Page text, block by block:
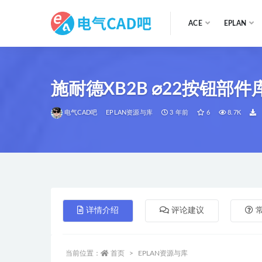
ACE EPLAN
施耐德XB2B ⌀22按钮部件
电气CAD吧 EPLAN资源与库 3 年前 6 8.7K
详情介绍 评论建议
当前位置： 首页 EPLAN资源与库